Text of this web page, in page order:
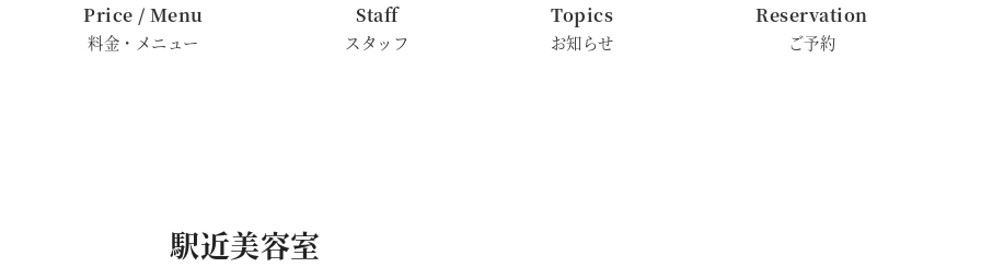
Price / Menu
料金・メニュー
Staff
スタッフ
Topics
お知らせ
Reservation
ご予約
駅近美容室